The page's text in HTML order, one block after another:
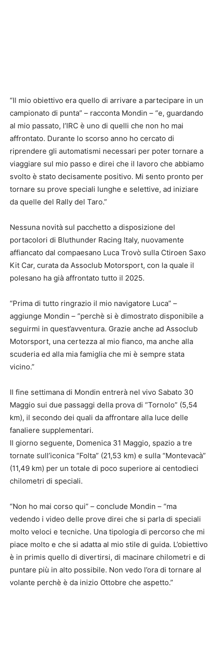
“Il mio obiettivo era quello di arrivare a partecipare in un
campionato di punta” – racconta Mondin – “e, guardando
al mio passato, l’IRC è uno di quelli che non ho mai
affrontato. Durante lo scorso anno ho cercato di
riprendere gli automatismi necessari per poter tornare a
viaggiare sul mio passo e direi che il lavoro che abbiamo
svolto è stato decisamente positivo. Mi sento pronto per
tornare su prove speciali lunghe e selettive, ad iniziare
da quelle del Rally del Taro.”
Nessuna novità sul pacchetto a disposizione del
portacolori di Bluthunder Racing Italy, nuovamente
affiancato dal compaesano Luca Trovò sulla Ctiroen Saxo
Kit Car, curata da Assoclub Motorsport, con la quale il
polesano ha già affrontato tutto il 2025.
“Prima di tutto ringrazio il mio navigatore Luca” –
aggiunge Mondin – “perchè si è dimostrato disponibile a
seguirmi in quest’avventura. Grazie anche ad Assoclub
Motorsport, una certezza al mio fianco, ma anche alla
scuderia ed alla mia famiglia che mi è sempre stata
vicino.”
Il fine settimana di Mondin entrerà nel vivo Sabato 30
Maggio sui due passaggi della prova di “Tornolo” (5,54
km), il secondo dei quali da affrontare alla luce delle
fanaliere supplementari.
Il giorno seguente, Domenica 31 Maggio, spazio a tre
tornate sull’iconica “Folta” (21,53 km) e sulla “Montevacà”
(11,49 km) per un totale di poco superiore ai centodieci
chilometri di speciali.
“Non ho mai corso qui” – conclude Mondin – “ma
vedendo i video delle prove direi che si parla di speciali
molto veloci e tecniche. Una tipologia di percorso che mi
piace molto e che si adatta al mio stile di guida. L’obiettivo
è in primis quello di divertirsi, di macinare chilometri e di
puntare più in alto possibile. Non vedo l’ora di tornare al
volante perchè è da inizio Ottobre che aspetto.”